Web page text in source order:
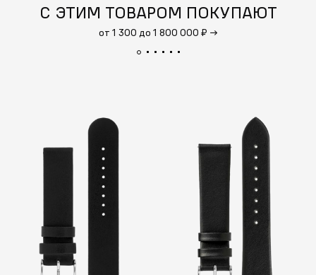
С ЭТИМ ТОВАРОМ ПОКУПАЮТ
от 1 300 до 1 800 000 ₽ →